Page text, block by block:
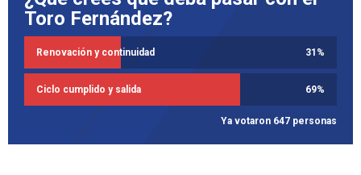
Toro Fernández?
Renovación y continuidad 31 %
Ciclo cumplido y salida 69%
Ya votaron 647 personas